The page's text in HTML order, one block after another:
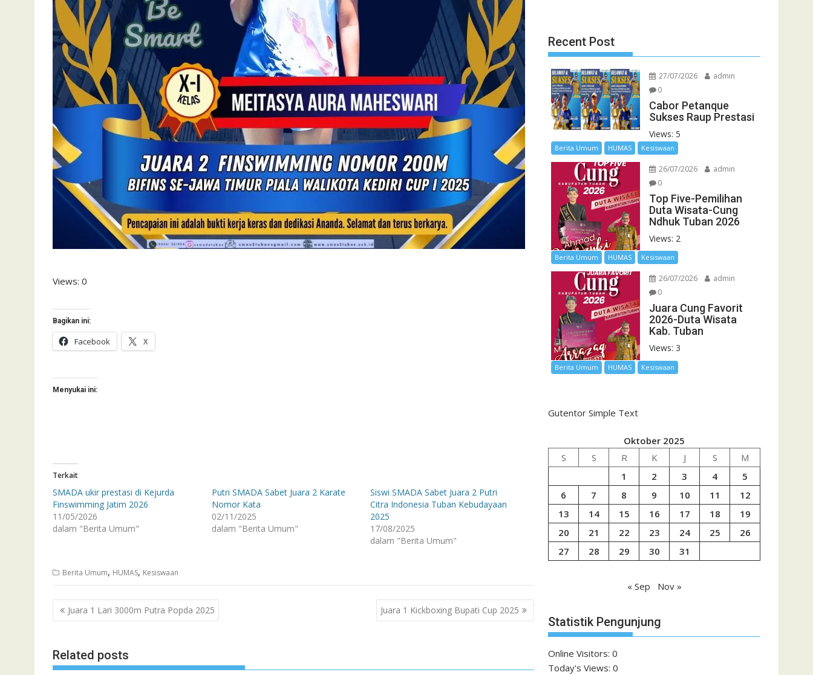
Views: 0
Bagikan ini:
Facebook X
Menyukai ini:
Terkait
SMADA ukir prestasi di Kejurda
Finswimming Jatim 2026
11/05/2026
dalam "Berita Umum"
Putri SMADA Sabet Juara 2 Karate
Nomor Kata
02/11/2025
dalam "Berita Umum"
Siswi SMADA Sabet Juara 2 Putri
Citra Indonesia Tuban Kebudayaan
2025
17/08/2025
dalam "Berita Umum"
Berita Umum, HUMAS, Kesiswaan
Navigasi
pos
Juara 1 Lari 3000m Putra Popda 2025 Juara 1 Kickboxing Bupati Cup 2025
Related posts
Recent Post
27/07/2026
admin
0
Cabor Petanque
Sukses Raup Prestasi
Views: 5
Berita Umum HUMAS Kesiswaan
26/07/2026
admin
0
Top Five-Pemilihan
Duta Wisata-Cung
Ndhuk Tuban 2026
Views: 2
Berita Umum HUMAS Kesiswaan
26/07/2026
admin
0
Juara Cung Favorit
2026-Duta Wisata
Kab. Tuban
Views: 3
Berita Umum HUMAS Kesiswaan
Gutentor Simple Text
Oktober 2025
S
S R K J S
M
1
2 3 4
5
6
7 8 9 10 11
12
13
14 15 16 17 18
19
20
21 22 23 24 25
26
27
28 29 30 31
« Sep Nov »
Statistik Pengunjung
Online Visitors: 0
Today's Views: 0